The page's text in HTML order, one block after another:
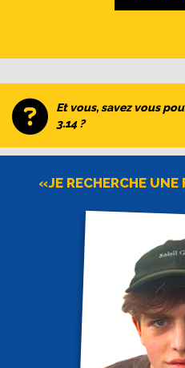
Et vous, savez vous
3.14 ?
«JE RECHERCHE UNE